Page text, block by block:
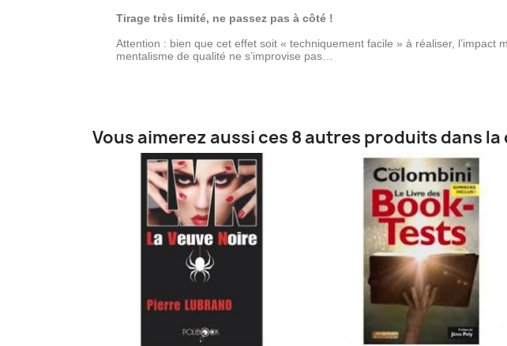
Tirage très limité, ne passez pas à côté !
Attention : bien que cet effet soit « techniquement facile » à réaliser, l’impact
mentalisme de qualité ne s’improvise pas…
Vous aimerez aussi ces 8 autres produits dans